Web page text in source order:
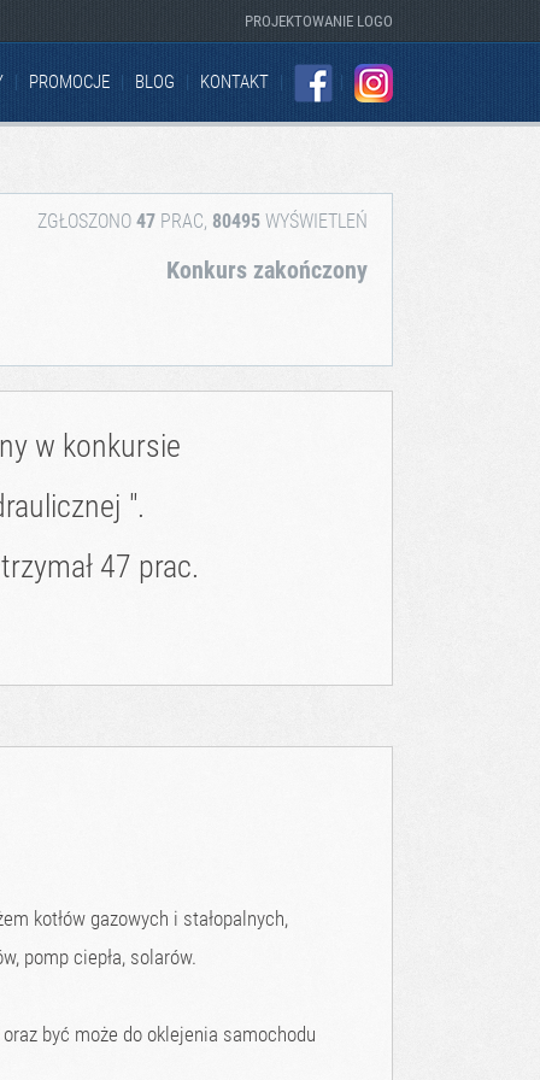
PROJEKTOWANIE LOGO
PROMOCJE BLOG
KONTAKT
INSTAGRAM
ZGŁOSZONO 47 PRAC, 80495 WYŚWIETLEŃ
Konkurs zakończony
w konkursie
".
47 prac.
kotłów gazowych i stałopalnych,
pomp ciepła, solarów.
być może do oklejenia samochodu